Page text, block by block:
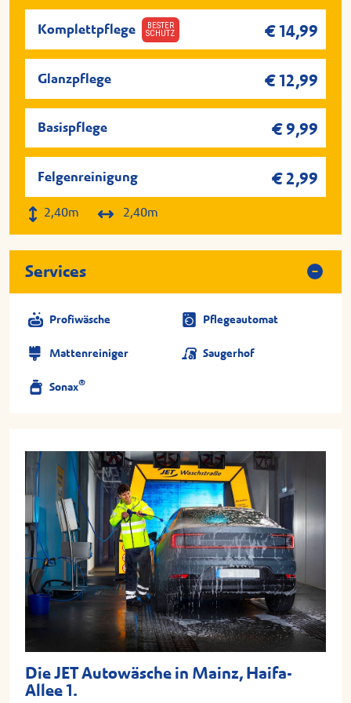
Waschen und Trocknen
SONAX® Glanz
Waschen und Trocknen
Immer zuwählbar: Manuelle
Felgenreinigung.
Komplettpflege BESTER
SCHUTZ € 14,99
Glanzpflege € 12,99
Basispflege € 9,99
Felgenreinigung € 2,99
2,40m 2,40m
Services
Profiwäsche Pflegeautomat
Mattenreiniger Saugerhof
Sonax®
Die JET Autowäsche in Mainz, Haifa-
Allee 1.